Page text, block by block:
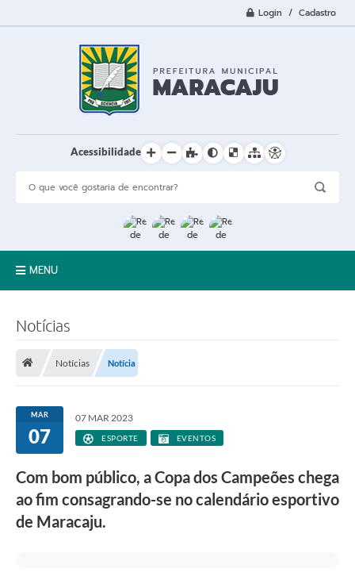
Login / Cadastro
Acessibilidade
MENU
LGPD
Licitações
Transparência
Publicações
Notícias
Notícias Notícia
MAR
07
07 MAR 2023
ESPORTE EVENTOS
Com bom público, a Copa dos Campeões chega
ao fim consagrando-se no calendário esportivo
de Maracaju.